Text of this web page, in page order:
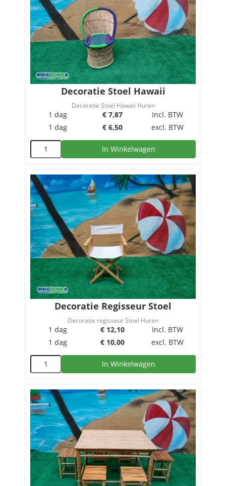
Decoratie Stoel Hawaii
Decoratie Stoel Hawaii Huren
1 dag € 7,87
Incl. BTW
1 dag
€ 6,50 excl. BTW
In Winkelwagen
Decoratie Regisseur Stoel
Decoratie regisseur Stoel Huren
1 dag € 12,10
Incl. BTW
1 dag
€ 10,00 excl. BTW
In Winkelwagen